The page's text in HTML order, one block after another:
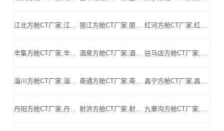
江北方舱CT厂家,江北方舱式CT,江北CT方舱,江北方舱CT,江北医用CT方舱,江北移动方舱CT-江北医用CT方舱公司 丽江方舱CT厂家,丽江方舱式CT,丽江CT方舱,丽江方舱CT,丽江医用CT方舱,丽江移动方舱CT-丽江医用CT方舱公司 红河方舱CT厂家,红河方舱式CT,红河CT方舱,红河方舱CT,红河医用CT方舱,红河移动方舱CT-红河医用CT方舱公司
辛集方舱CT厂家,辛集方舱式CT,辛集CT方舱,辛集方舱CT,辛集医用CT方舱,辛集移动方舱CT-辛集医用CT方舱公司 酒泉方舱CT厂家,酒泉方舱式CT,酒泉CT方舱,酒泉方舱CT,酒泉医用CT方舱,酒泉移动方舱CT-酒泉医用CT方舱公司 驻马店方舱CT厂家,驻马店方舱式CT,驻马店CT方舱,驻马店方舱CT,驻马店医用CT方舱,驻马店移动方舱CT-驻马店医用CT方舱公司
淄川方舱CT厂家,淄川方舱式CT,淄川CT方舱,淄川方舱CT,淄川医用CT方舱,淄川移动方舱CT-淄川医用CT方舱公司 南通方舱CT厂家,南通方舱式CT,南通CT方舱,南通方舱CT,南通医用CT方舱,南通移动方舱CT-南通医用CT方舱公司 昌宁方舱CT厂家,昌宁方舱式CT,昌宁CT方舱,昌宁方舱CT,昌宁医用CT方舱,昌宁移动方舱CT-昌宁医用CT方舱公司
丹阳方舱CT厂家,丹阳方舱式CT,丹阳CT方舱,丹阳方舱CT,丹阳医用CT方舱,丹阳移动方舱CT-丹阳医用CT方舱公司 射洪方舱CT厂家,射洪方舱式CT,射洪CT方舱,射洪方舱CT,射洪医用CT方舱,射洪移动方舱CT-射洪医用CT方舱公司 九寨沟方舱CT厂家,九寨沟方舱式CT,九寨沟CT方舱,九寨沟方舱CT,九寨沟医用CT方舱,九寨沟移动方舱CT-九寨沟医用CT方舱公司